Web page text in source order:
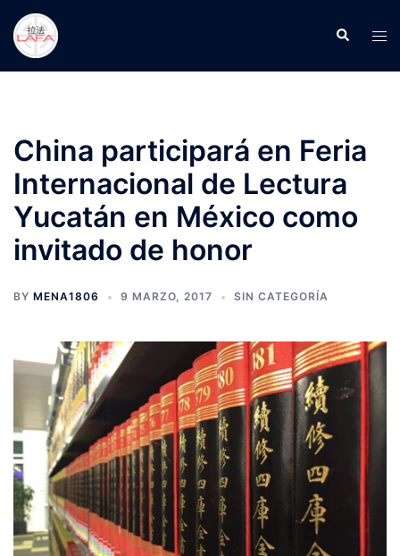
Skip
content
Search
China participará en Feria
Internacional de Lectura
Yucatán en México como
invitado de honor
BY MENA1806 9 MARZO, 2017 SIN CATEGORÍA